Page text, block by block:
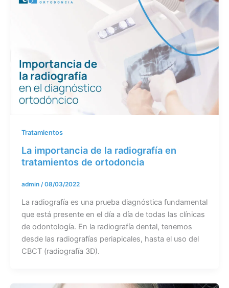
Tratamientos
La importancia de la radiografía en
tratamientos de ortodoncia
admin /08/03/2022
La radiografía es una prueba diagnóstica fundamental
que está presente en el día a día de todas las clínicas
de odontología. En la radiografía dental, tenemos
desde las radiografías periapicales, hasta el uso del
CBCT (radiografía 3D).